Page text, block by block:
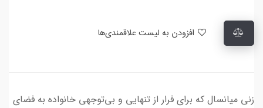
زنی میانسال که برای فرار از تنهایی و بی‌توجهی خانواده به فضای